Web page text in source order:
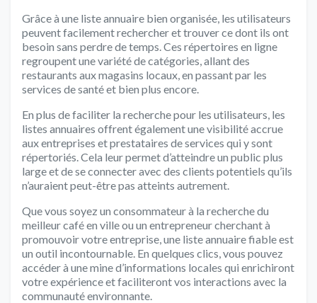
Grâce à une liste annuaire bien organisée, les utilisateurs
peuvent facilement rechercher et trouver ce dont ils ont
besoin sans perdre de temps. Ces répertoires en ligne
regroupent une variété de catégories, allant des
restaurants aux magasins locaux, en passant par les
services de santé et bien plus encore.
En plus de faciliter la recherche pour les utilisateurs, les
listes annuaires offrent également une visibilité accrue
aux entreprises et prestataires de services qui y sont
répertoriés. Cela leur permet d’atteindre un public plus
large et de se connecter avec des clients potentiels qu’ils
n’auraient peut-être pas atteints autrement.
Que vous soyez un consommateur à la recherche du
meilleur café en ville ou un entrepreneur cherchant à
promouvoir votre entreprise, une liste annuaire fiable est
un outil incontournable. En quelques clics, vous pouvez
accéder à une mine d’informations locales qui enrichiront
votre expérience et faciliteront vos interactions avec la
communauté environnante.